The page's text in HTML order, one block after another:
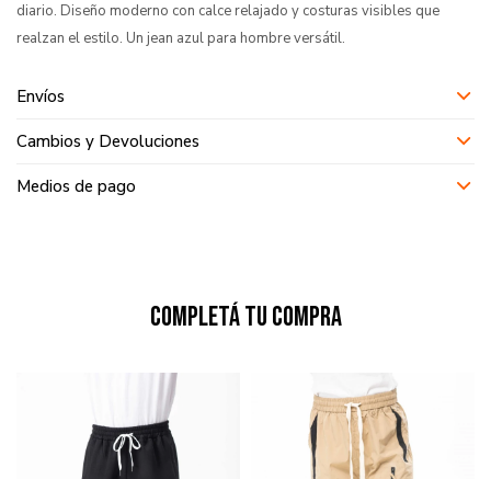
diario. Diseño moderno con calce relajado y costuras visibles que
realzan el estilo. Un jean azul para hombre versátil.
Envíos
Cambios y Devoluciones
Medios de pago
Completá tu compra